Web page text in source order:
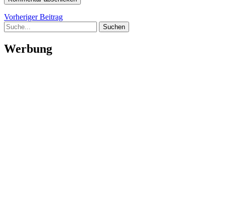
Beitragsnavigation
Vorheriger BeitragVorheriger
Suche
Werbung